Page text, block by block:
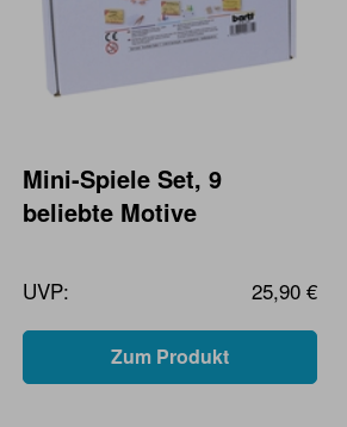
Mini-Spiele Set, 9
beliebte Motive
UVP: 25,90 €
Zum Produkt